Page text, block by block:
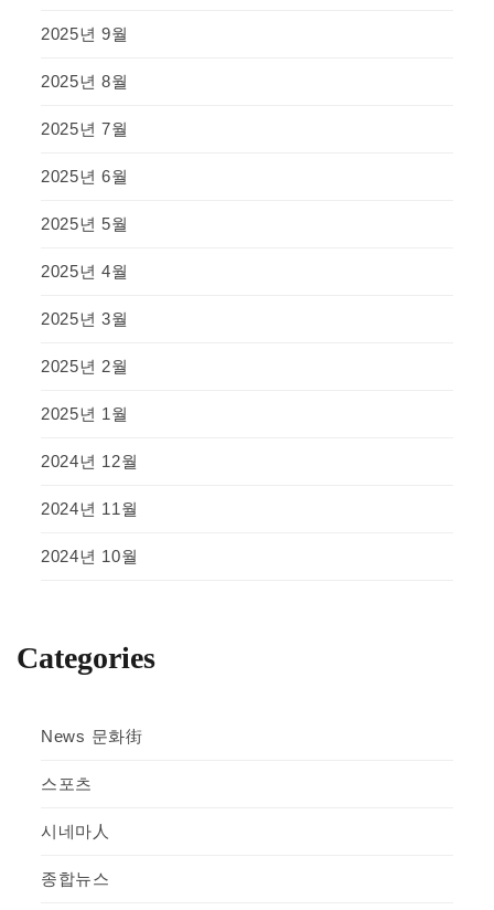
2025년 9월
2025년 8월
2025년 7월
2025년 6월
2025년 5월
2025년 4월
2025년 3월
2025년 2월
2025년 1월
2024년 12월
2024년 11월
2024년 10월
Categories
News 문화街
스포츠
시네마人
종합뉴스